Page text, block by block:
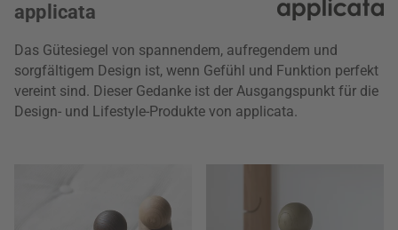
applicata
Das Gütesiegel von spannendem, aufregendem und
sorgfältigem Design ist, wenn Gefühl und Funktion perfekt
vereint sind. Dieser Gedanke ist der Ausgangspunkt für die
Design- und Lifestyle-Produkte von applicata.